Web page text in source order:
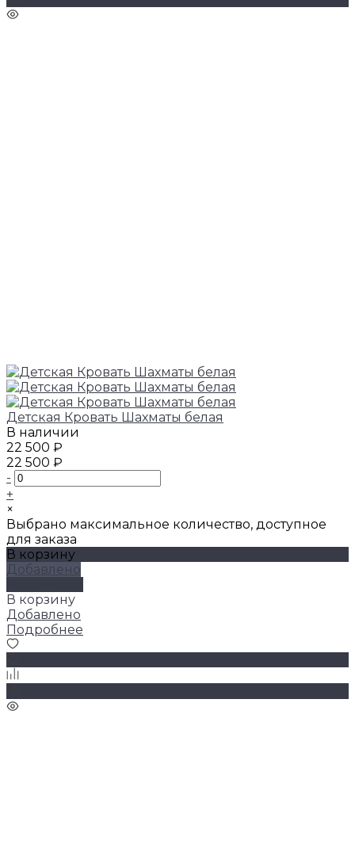
Детская Кровать Шахматы белая
В наличии
22 500 ₽
22 500 ₽
-
+
×
Выбрано максимальное количество, доступное
для заказа
В корзину
Добавлено
В корзину
Добавлено
Подробнее